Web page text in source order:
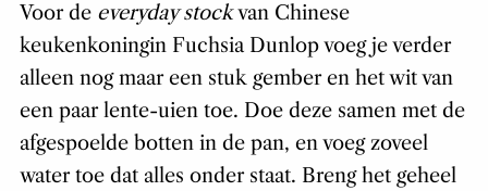
Voor de everyday stockvan Chinese
keukenkoningin Fuchsia Dunlop voeg je verder
alleen nog maar een stuk gember en het wit van
een paar lente-uien toe. Doe deze samen met de
afgespoelde botten in de pan, en voeg zoveel
water toe dat alles onder staat. Breng het geheel